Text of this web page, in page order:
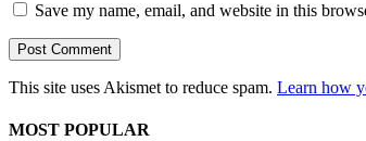
Save my name, email, and website in this
This site uses Akismet to reduce spam. Learn how
MOST POPULAR